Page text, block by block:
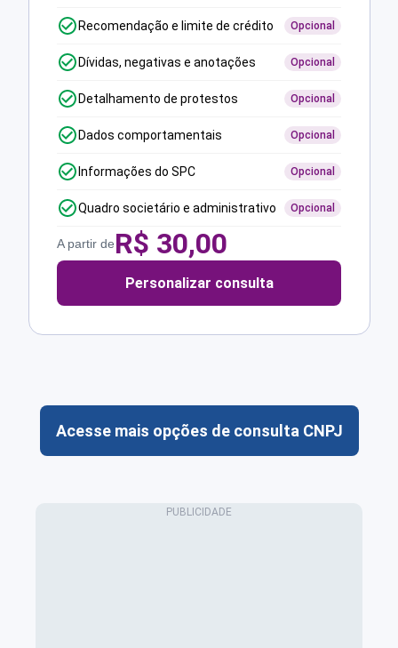
Recomendação e limite de crédito Opcional
Dívidas, negativas e anotações Opcional
Detalhamento de protestos Opcional
Dados comportamentais Opcional
Informações do SPC Opcional
Quadro societário e administrativo Opcional
A partir deR$ 30,00
Personalizar consulta
Acesse mais opções de consulta CNPJ